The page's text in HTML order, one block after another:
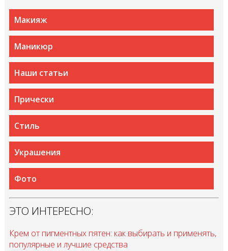
Макияж
Маникюр
Наши статьи
Прически
Стиль
Украшения
Фото
ЭТО ИНТЕРЕСНО:
Крем от пигментных пятен: как выбирать и применять,
популярные и лучшие средства